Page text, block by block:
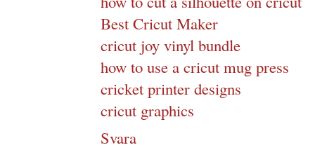
Best Cricut Maker
cricut joy vinyl bundle
how to use a cricut mug press
cricket printer designs
cricut graphics
Svara